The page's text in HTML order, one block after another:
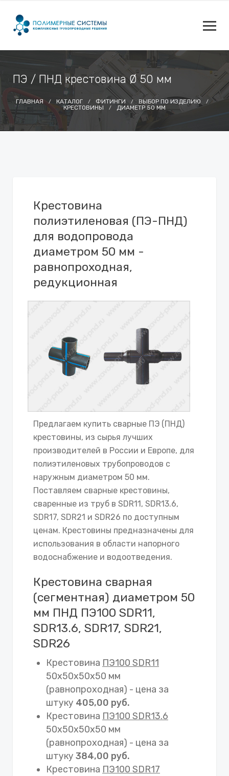
ПЭ / ПНД крестовина Ø 50 мм
ГЛАВНАЯ КАТАЛОГ ФИТИНГИ
ВЫБОР ПО ИЗДЕЛИЮ
КРЕСТОВИНЫ
ДИАМЕТР 50 ММ
Крестовина
полиэтиленовая (ПЭ-ПНД)
для водопровода
диаметром 50 мм -
равнопроходная,
редукционная
Предлагаем купить сварные ПЭ (ПНД)
крестовины, из сырья лучших
производителей в России и Европе, для
полиэтиленовых трубопроводов с
наружным диаметром 50 мм.
Поставляем сварные крестовины,
сваренные из труб в SDR11, SDR13.6,
SDR17, SDR21 и SDR26 по доступным
ценам. Крестовины предназначены для
использования в области напорного
водоснабжение и водоотведения.
Крестовина сварная
(сегментная) диаметром 50
мм ПНД ПЭ100 SDR11,
SDR13.6, SDR17, SDR21,
SDR26
Крестовина ПЭ100 SDR11
50х50х50х50 мм
(равнопроходная) - цена за
штуку 405,00 руб.
Крестовина ПЭ100 SDR13.6
50х50х50х50 мм
(равнопроходная) - цена за
штуку 384,00 руб.
Крестовина ПЭ100 SDR17